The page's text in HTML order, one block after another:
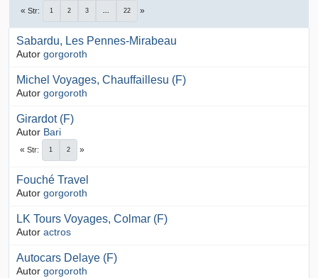
Str 1 2 3 ... 22
Sabardu, Les Pennes-Mirabeau
Autor gorgoroth
Michel Voyages, Chauffaillesu (F)
Autor gorgoroth
Girardot (F)
Autor Bari
Str 1 2
Fouché Travel
Autor gorgoroth
LK Tours Voyages, Colmar (F)
Autor actros
Autocars Delaye (F)
Autor gorgoroth